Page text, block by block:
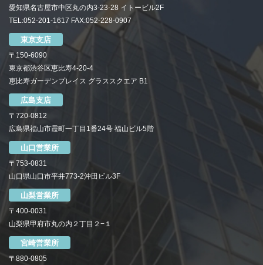
愛知県名古屋市中区丸の内3-23-28 イトービル2F
TEL:052-201-1617 FAX:052-228-0907
東京支店
〒150-6090
東京都渋谷区恵比寿4-20-4
恵比寿ガーデンプレイス グラススクエア B1
広島支店
〒720-0812
広島県福山市霞町一丁目1番24号 福山ビル5階
山口営業所
〒753-0831
山口県山口市平井773-2沖田ビル3F
山梨営業所
〒400-0031
山梨県甲府市丸の内２丁目２−１
宮崎営業所
〒880-0805